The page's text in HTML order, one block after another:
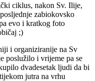
ciklus, nakon Sv. Ilije,
zabiokovsko
evo i kratkog foto
;)
i organiziranije na Sv
poslužilo i vrijeme pa se
dvadesetak ljudi da bi
jutra na vrhu